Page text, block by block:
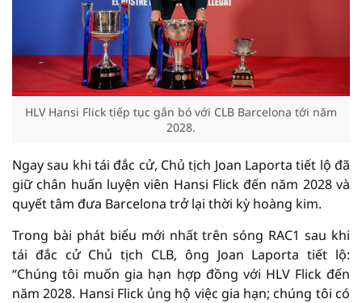
HLV Hansi Flick tiếp tục gắn bó với CLB Barcelona tới năm
2028.
Ngay sau khi tái đắc cử, Chủ tịch Joan Laporta tiết lộ đã
giữ chân huấn luyện viên Hansi Flick đến năm 2028 và
quyết tâm đưa Barcelona trở lại thời kỳ hoàng kim.
Trong bài phát biểu mới nhất trên sóng RAC1 sau khi
tái đắc cử Chủ tịch CLB, ông Joan Laporta tiết lộ:
“Chúng tôi muốn gia hạn hợp đồng với HLV Flick đến
năm 2028. Hansi Flick ủng hộ việc gia hạn; chúng tôi có